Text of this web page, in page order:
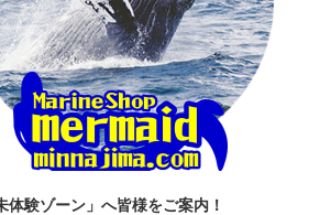
体験ゾーン」へ皆様をご案内！